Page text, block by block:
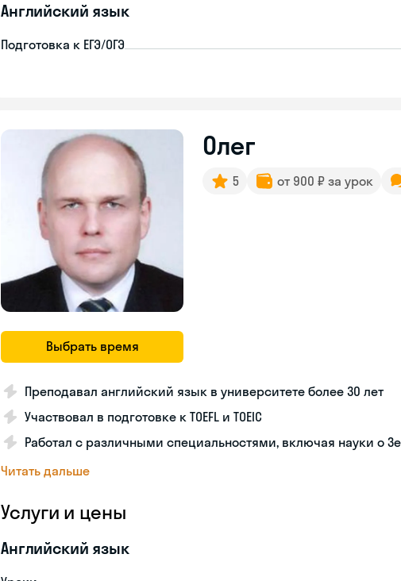
Английский язык
Подготовка к ЕГЭ/ОГЭ
Выбрать время
Олег
5 от 900 ₽ за урок
Преподавал английский язык в университете более 30 лет
Участвовал в подготовке к TOEFL и TOEIC
Работал с различными специальностями, включая науки о
Читать дальше
Услуги и цены
Английский язык